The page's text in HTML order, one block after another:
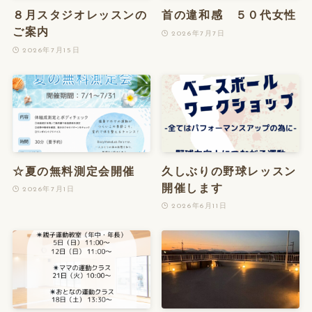
８月スタジオレッスンの
ご案内
2026年7月15日
首の違和感 ５０代女性
2026年7月7日
☆夏の無料測定会開催
2026年7月1日
久しぶりの野球レッスン
開催します
2026年6月11日